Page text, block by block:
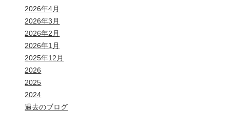
2026年4月
2026年3月
2026年2月
2026年1月
2025年12月
2026
2025
2024
過去のブログ